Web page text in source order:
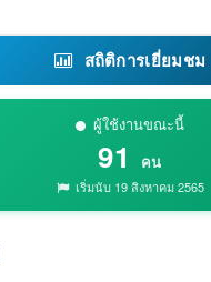
สถิติการเยี่ยมชม
ผู้ใช้งานขณะนี้
91 คน
เริ่มนับ 19 สิงหาคม 2565